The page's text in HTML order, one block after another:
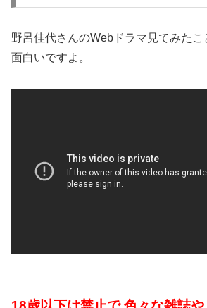
野呂佳代さんのWebドラマ見てみたこ
面白いですよ。